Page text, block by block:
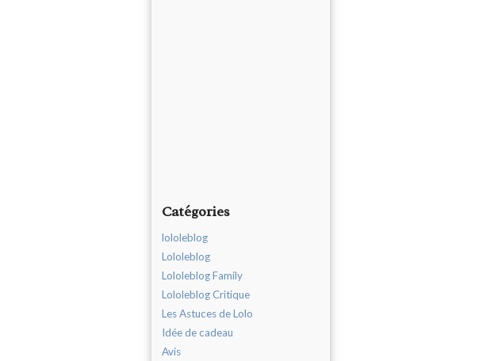
Catégories
lololeblog
Lololeblog
Lololeblog Family
Lololeblog Critique
Les Astuces de Lolo
Idée de cadeau
Avis